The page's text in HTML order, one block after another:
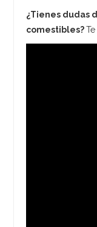
¿Tienes dudas
comestibles?